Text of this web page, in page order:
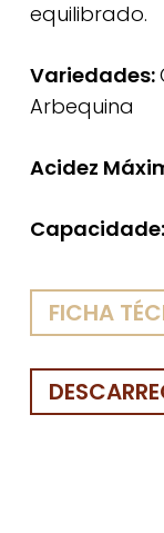
equilibrado.
Variedades:
Arbequina
Acidez
Capacidade:
FICHA